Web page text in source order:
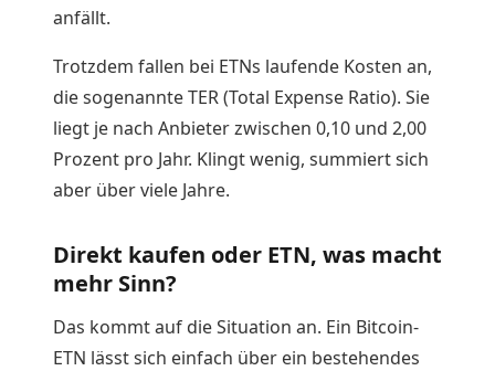
anfällt.
Trotzdem fallen bei ETNs laufende Kosten an,
die sogenannte TER (Total Expense Ratio). Sie
liegt je nach Anbieter zwischen 0,10 und 2,00
Prozent pro Jahr. Klingt wenig, summiert sich
aber über viele Jahre.
Direkt kaufen oder ETN, was macht
mehr Sinn?
Das kommt auf die Situation an. Ein Bitcoin-
ETN lässt sich einfach über ein bestehendes